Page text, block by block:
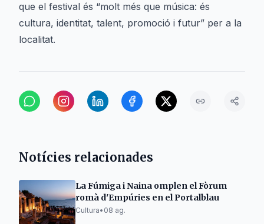
que el festival és “molt més que música: és
cultura, identitat, talent, promoció i futur” per a la
localitat.
Notícies relacionades
La Fúmiga i Naina omplen el Fòrum
romà d'Empúries en el Portalblau
Cultura• 08 ag.